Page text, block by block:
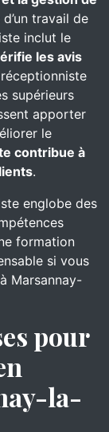
travail de
inclut le
les avis
supérieurs
apporter
le
contribue à
.
englobe des
formation
si vous
Marsannay-
pour
la-